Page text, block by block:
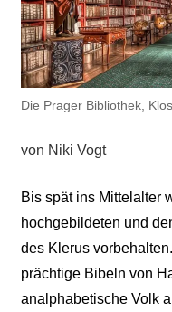
Die Prager Bibliothek,
von Niki Vogt
Bis spät ins Mittelalter
hochgebildeten und
des Klerus
prächtige Bibeln von
analphabetische Volk